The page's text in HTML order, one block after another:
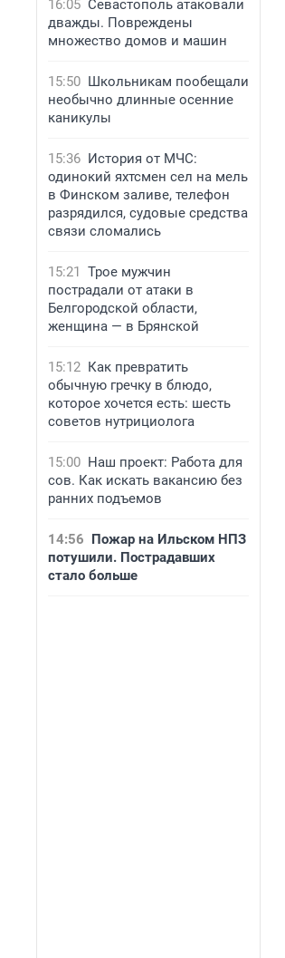
16:05 Севастополь атаковали
дважды. Повреждены
множество домов и машин
15:50 Школьникам пообещали
необычно длинные осенние
каникулы
15:36 История от МЧС:
одинокий яхтсмен сел на мель
в Финском заливе, телефон
разрядился, судовые средства
связи сломались
15:21 Трое мужчин
пострадали от атаки в
Белгородской области,
женщина — в Брянской
15:12 Как превратить
обычную гречку в блюдо,
которое хочется есть: шесть
советов нутрициолога
15:00 Наш проект: Работа для
сов. Как искать вакансию без
ранних подъемов
14:56 Пожар на Ильском НПЗ
потушили. Пострадавших
стало больше